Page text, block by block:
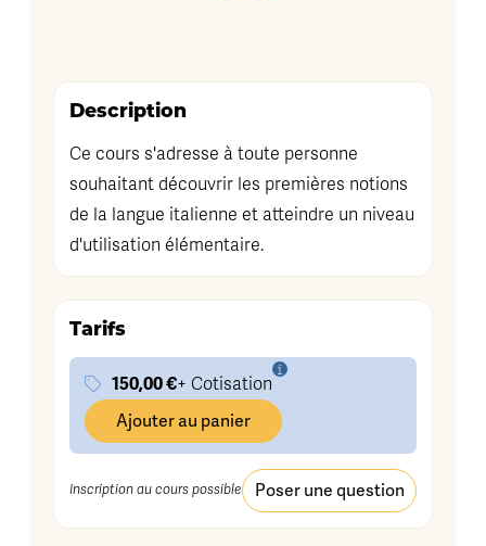
Description
Ce cours s'adresse à toute personne
souhaitant découvrir les premières notions
de la langue italienne et atteindre un niveau
d'utilisation élémentaire.
Tarifs
150,00 €+ Cotisation
Ajouter au panier
Inscription au cours possible Poser une question